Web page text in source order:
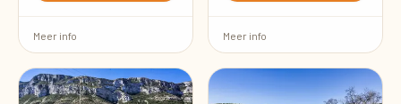
Meer info Meer info